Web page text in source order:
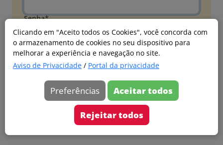
Clicando em "Aceito todos os Cookies", você concorda com
o armazenamento de cookies no seu dispositivo para
melhorar a experiência e navegação no site.
Aviso de Privacidade / Portal da privacidade
Preferências Aceitar todos
Rejeitar todos
Senha*
Esqueci minha senha
Entrar
Acessar com Microsoft
Ainda não faz parte?
Cadastre-se
Versão 20260805.7